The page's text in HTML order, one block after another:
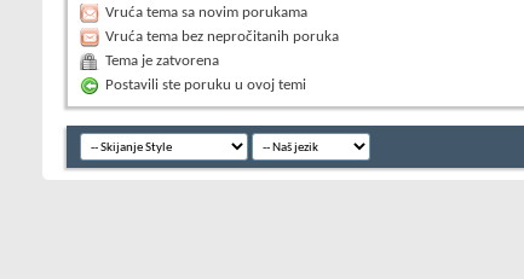
Vruća tema sa novim porukama
Vruća tema bez nepročitanih poruka
Tema je zatvorena
Postavili ste poruku u ovoj temi